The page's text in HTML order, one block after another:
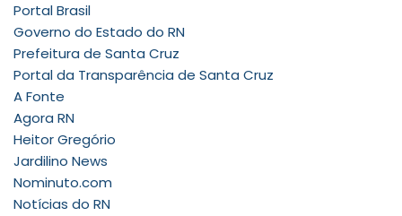
Portal Brasil
Governo do Estado do RN
Prefeitura de Santa Cruz
Portal da Transparência de Santa Cruz
A Fonte
Agora RN
Heitor Gregório
Jardilino News
Nominuto.com
Notícias do RN